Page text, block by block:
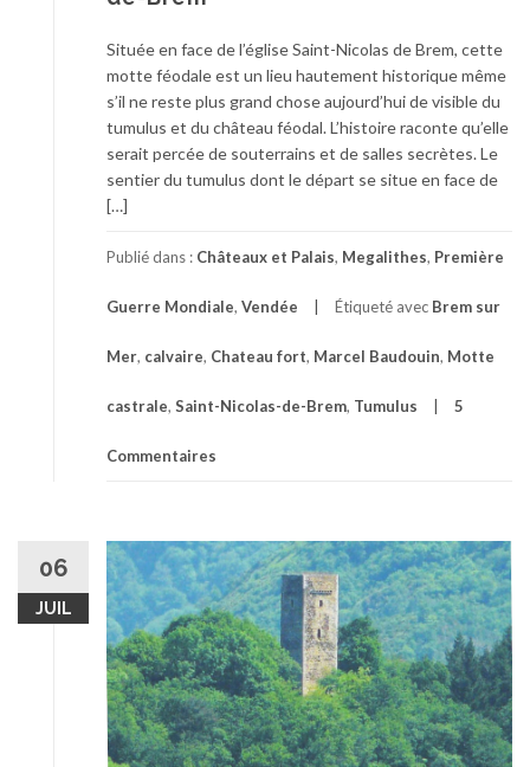
Située en face de l’église Saint-Nicolas de Brem, cette
motte féodale est un lieu hautement historique même
s’il ne reste plus grand chose aujourd’hui de visible du
tumulus et du château féodal. L’histoire raconte qu’elle
serait percée de souterrains et de salles secrètes. Le
sentier du tumulus dont le départ se situe en face de
[…]
Publié dans : Châteaux et Palais, Megalithes, Première
Guerre Mondiale, Vendée Étiqueté avec Brem sur
Mer, calvaire, Chateau fort, Marcel Baudouin, Motte
castrale, Saint-Nicolas-de-Brem, Tumulus 5
Commentaires
06
JUIL